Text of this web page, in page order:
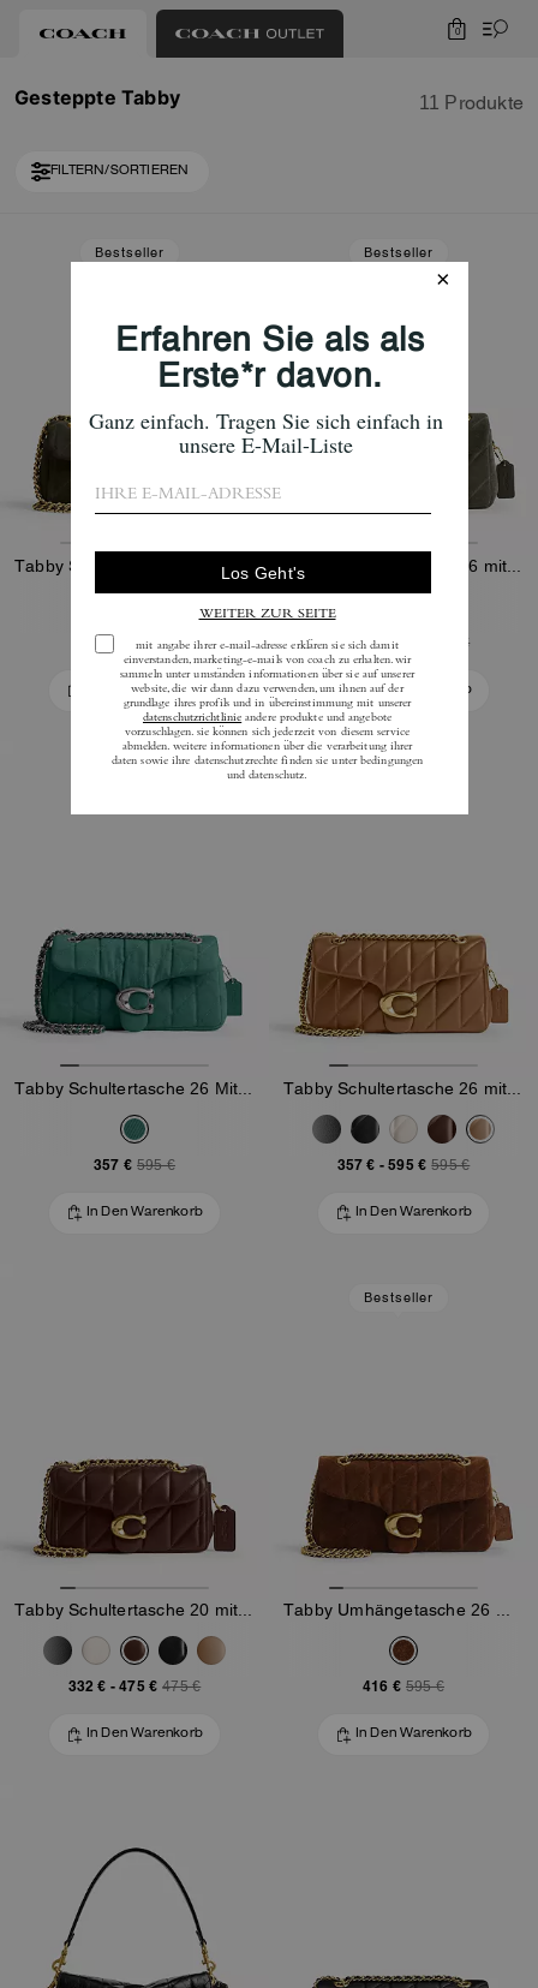
0
Gesteppte Tabby 11 Produkte
FILTERN/SORTIEREN
Bestseller
332 € 475 €
In Den Warenkorb
Bestseller
357 €-416 € 595 €
In Den Warenkorb
357 € 595 €
In Den Warenkorb
357 € -595 € 595 €
In Den Warenkorb
Tabby Schultertasche 20 mit bauschiger Steppung
332 € -475 € 475 €
In Den Warenkorb
Bestseller
Tabby Umhängetasche 26 Mit Steppung
416 € 595 €
In Den Warenkorb